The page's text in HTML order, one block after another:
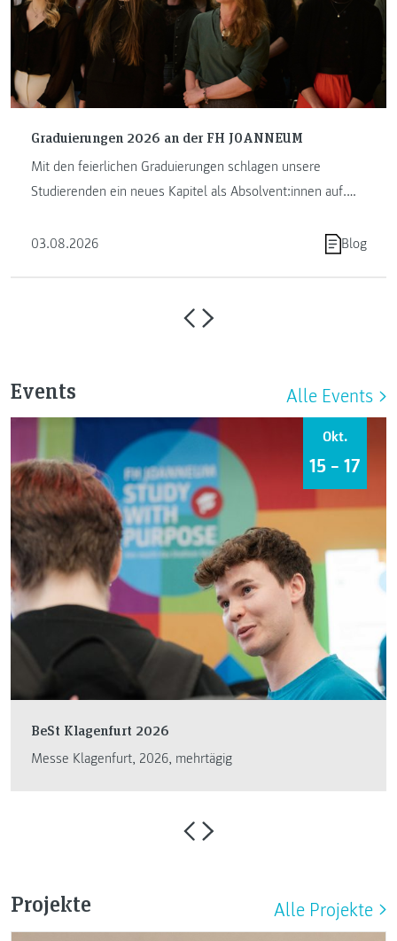
Graduierungen 2026 an der FH JOANNEUM
Mit den feierlichen Graduierungen schlagen unsere
Studierenden ein neues Kapitel als Absolvent:innen auf.
03.08.2026
Blog
Events Alle Events
Okt.
15 – 17
BeSt Klagenfurt 2026
Messe Klagenfurt, 2026, mehrtägig
Projekte Alle Projekte